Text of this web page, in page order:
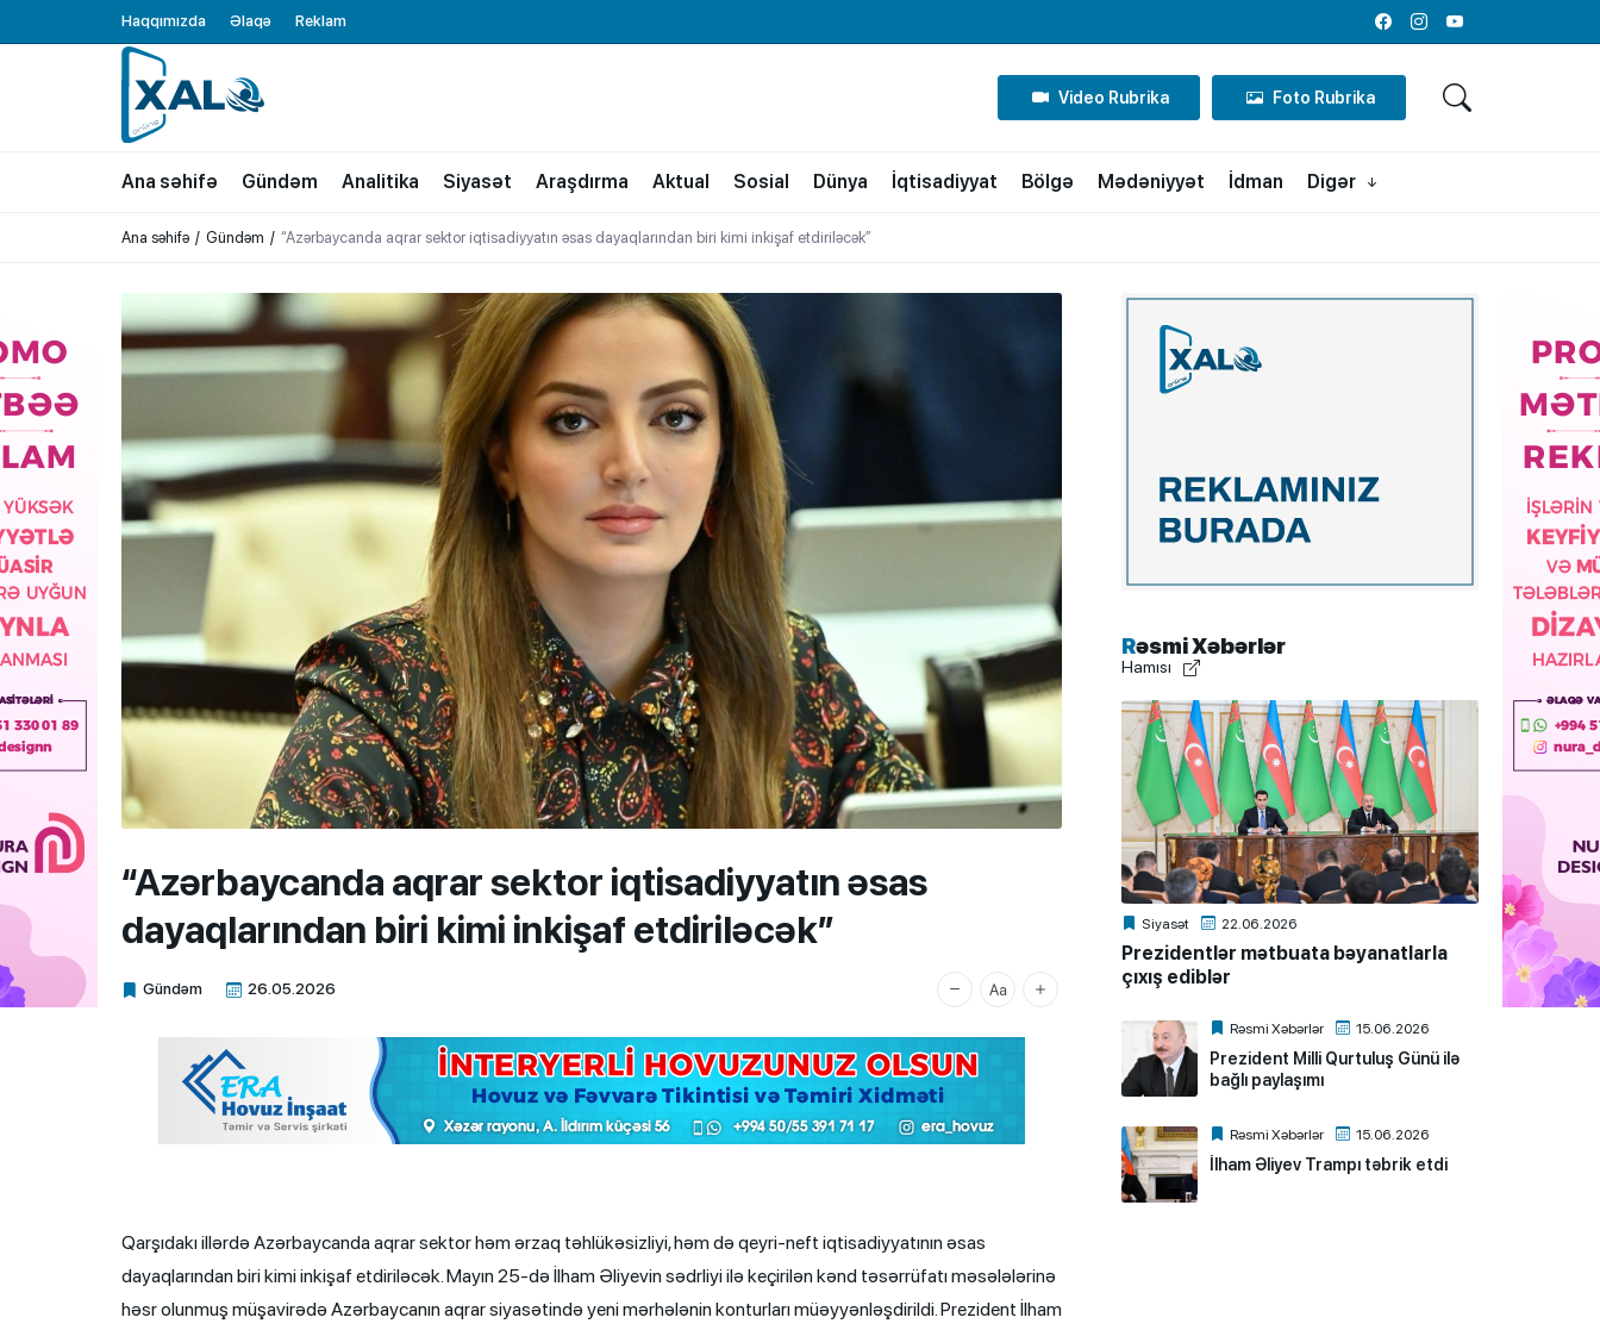
Haqqımızda Əlaqə Reklam
FacebookInstagramYoutube
XALQ.ONLINE
ONLAYN PLATFORMA
Video Rubrika Foto Rubrika
Ana səhifə Gündəm Analitika Siyasət Araşdırma Aktual Sosial Dünya İqtisadiyyat Bölgə Mədəniyyət İdman Digər
Ana səhifə Gündəm “Azərbaycanda aqrar sektor iqtisadiyyatın əsas dayaqlarından biri kimi inkişaf etdiriləcək”
“Azərbaycanda aqrar sektor iqtisadiyyatın əsas
dayaqlarından biri kimi inkişaf etdiriləcək”
Gündəm 26.05.2026
Xalq.Online
Qarşıdakı illərdə Azərbaycanda aqrar sektor həm ərzaq təhlükəsizliyi, həm də qeyri-neft iqtisadiyyatının əsas
dayaqlarından biri kimi inkişaf etdiriləcək. Mayın 25-də İlham Əliyevin sədrliyi ilə keçirilən kənd təsərrüfatı məsələlərinə
həsr olunmuş müşavirədə Azərbaycanın aqrar siyasətində yeni mərhələnin konturları müəyyənləşdirildi. Prezident İlham
Rəsmi Xəbərlər
Hamısı
Siyasət 22.06.2026
Prezidentlər mətbuata bəyanatlarla
çıxış ediblər
Rəsmi Xəbərlər 15.06.2026
Prezident Milli Qurtuluş Günü ilə
bağlı paylaşımı
Rəsmi Xəbərlər 15.06.2026
İlham Əliyev Trampı təbrik etdi